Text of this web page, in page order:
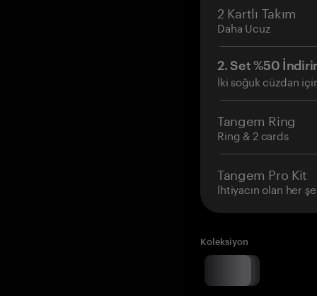
2 Kartlı Takım
Daha Ucuz
2. Set %50
İki soğuk cüzdan
Tangem Ring
Ring & 2 cards
Tangem Pro Kit
İhtiyacın olan her
Koleksiyon